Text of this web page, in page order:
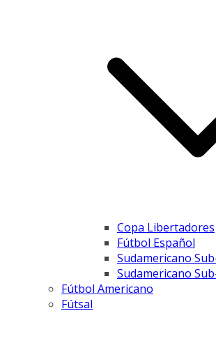
Copa Libertadores
Fútbol Español
Sudamericano
Sudamericano
Fútbol Americano
Fútsal